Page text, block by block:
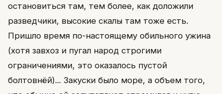
остановиться там, тем более, как доложили
разведчики, высокие скалы там тоже есть.
Пришло время по-настоящему обильного ужина
(хотя завхоз и пугал народ строгими
ограничениями, это оказалось пустой
болтовнёй)... Закуски было море, а объем того,